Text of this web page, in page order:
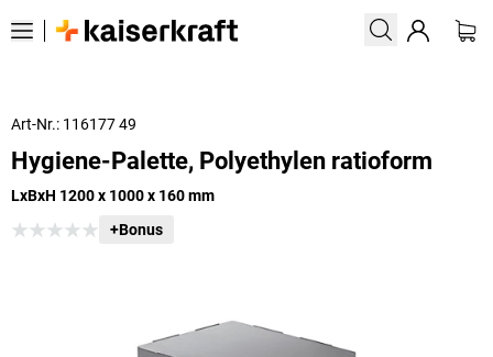
Art-Nr.: 116177 49
Hygiene-Palette, Polyethylen ratioform
LxBxH 1200 x 1000 x 160 mm
+Bonus